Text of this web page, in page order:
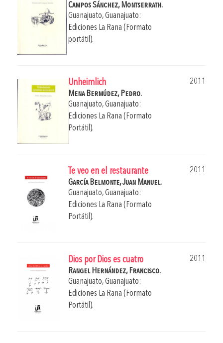
Campos Sánchez, Montserrath.
Guanajuato, Guanajuato:
Ediciones La Rana (Formato
portátil).
Unheimlich
2011
Mena Bermúdez, Pedro.
Guanajuato, Guanajuato:
Ediciones La Rana (Formato
Portátil).
Te veo en el restaurante
2011
García Belmonte, Juan Manuel.
Guanajuato, Guanajuato:
Ediciones La Rana (Formato
Portátil).
Dios por Dios es cuatro
2011
Rangel Hernández, Francisco.
Guanajuato, Guanajuato:
Ediciones La Rana (Formato
Portátil).